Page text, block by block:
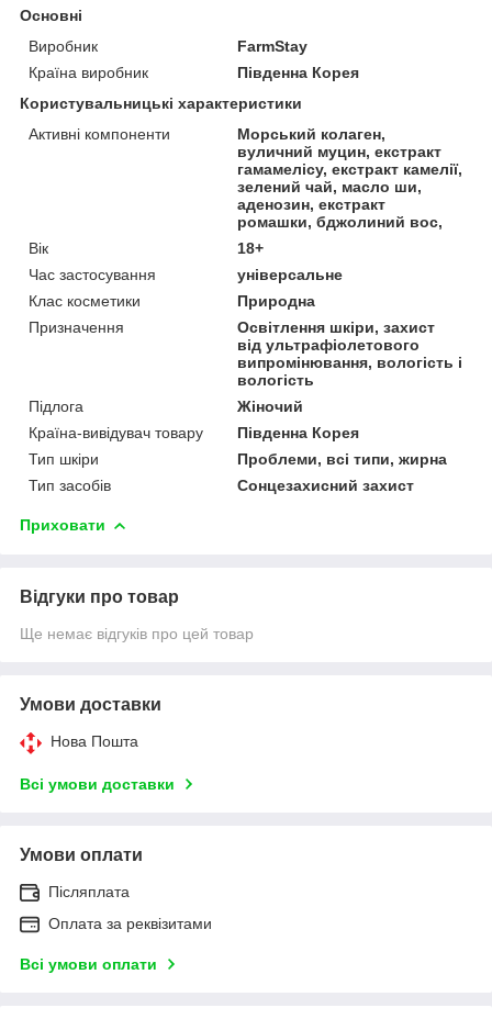
Основні
Виробник
FarmStay
Країна виробник
Південна Корея
Користувальницькі характеристики
Активні компоненти
Морський колаген,
вуличний муцин, екстракт
гамамелісу, екстракт камелії,
зелений чай, масло ши,
аденозин, екстракт
ромашки, бджолиний вос,
Вік
18+
Час застосування
універсальне
Клас косметики
Природна
Призначення
Освітлення шкіри, захист
від ультрафіолетового
випромінювання, вологість і
вологість
Підлога
Жіночий
Країна-вивідувач товару
Південна Корея
Тип шкіри
Проблеми, всі типи, жирна
Тип засобів
Сонцезахисний захист
Приховати
Відгуки про товар
Ще немає відгуків про цей товар
Умови доставки
Нова Пошта
Всі умови доставки
Умови оплати
Післяплата
Оплата за реквізитами
Всі умови оплати